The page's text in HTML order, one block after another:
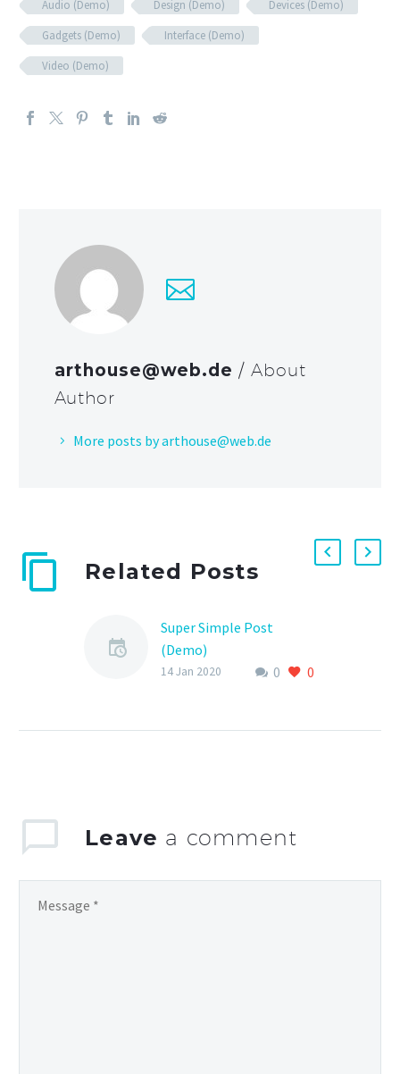
Audio (Demo) Design (Demo)
Devices (Demo)
Gadgets (Demo)
Interface (Demo)
Video (Demo)
arthouse@web.de/ About
Author
More posts by arthouse@web.de
Related Posts
Super Simple Post
(Demo)
Drone Racing League
0 0
14 Jan 2020
Leave a comment